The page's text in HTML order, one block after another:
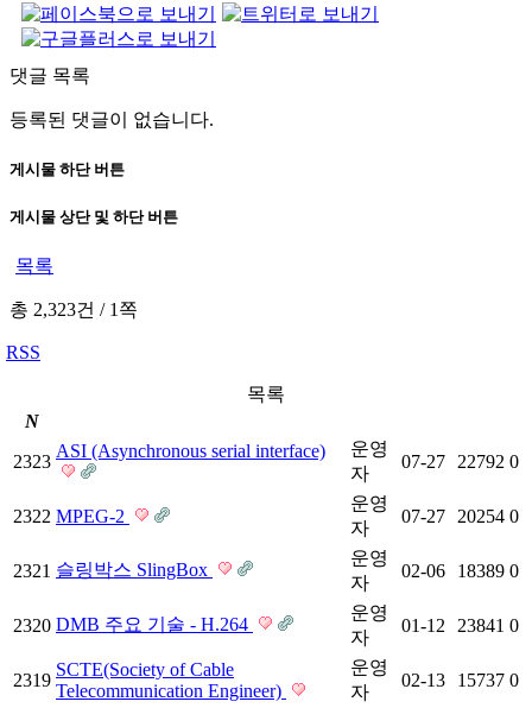
댓글 목록
등록된 댓글이 없습니다.
게시물 하단 버튼
게시물 상단 및 하단 버튼
목록
총 2,323건 /1쪽
RSS
목록
N
2323
ASI (Asynchronous serial interface)
운영
자
07-27 22792 0
2322 MPEG-2
운영
자
07-27 20254 0
2321 슬링박스 SlingBox
운영
자
02-06 18389 0
2320 DMB 주요 기술 - H.264
운영
자
01-12 23841 0
2319
SCTE(Society of Cable
Telecommunication Engineer)
운영
자
02-13 15737 0